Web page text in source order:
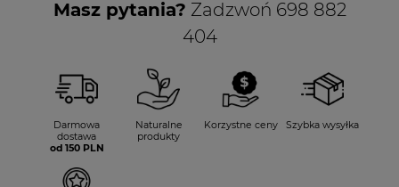
Masz pytania? Zadzwoń 698 882
404
Darmowa
dostawa
od 150 PLN
Naturalne
produkty
Korzystne ceny Szybka wysyłka